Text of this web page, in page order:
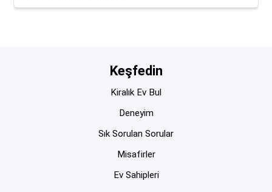
Keşfedin
Kiralık Ev Bul
Deneyim
Sık Sorulan Sorular
Misafirler
Ev Sahipleri